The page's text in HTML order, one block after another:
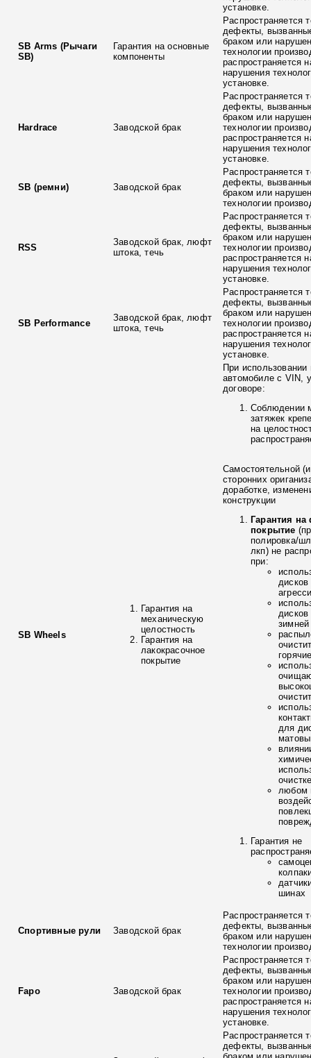
установке.
SB Arms (Рычаги
SB)
Гарантия на основные
компоненты
Распространяется
дефекты,
браком или
технологии
распространяется
нарушения
установке.
Hardrace Заводской брак
Распространяется
дефекты,
браком или
технологии
распространяется
нарушения
установке.
SB (ремни) Заводской брак
Распространяется
дефекты,
браком или
технологии
RSS
Заводской брак, люфт
штока, течь
Распространяется
дефекты,
браком или
технологии
распространяется
нарушения
установке.
SB Performance
Заводской брак, люфт
штока, течь
Распространяется
дефекты,
браком или
технологии
распространяется
нарушения
установке.
SB Wheels
Гарантия на
механическую
целостность
Гарантия на
лакокрасочное
покрытие
При использовании
автомобиле с VIN,
договоре:
Соблюдении
затяжек
на
Самостоятельной
сторонних
доработке,
конструкции
Гарантия
покрытие
полировка/
лкп) не
при:
зимней
для
любом
Гарантия не
шинах
Спортивные рули Заводской брак
Распространяется
дефекты,
браком или
технологии
Fapo Заводской брак
Распространяется
дефекты,
браком или
технологии
распространяется
нарушения
установке.
Распространяется
дефекты,